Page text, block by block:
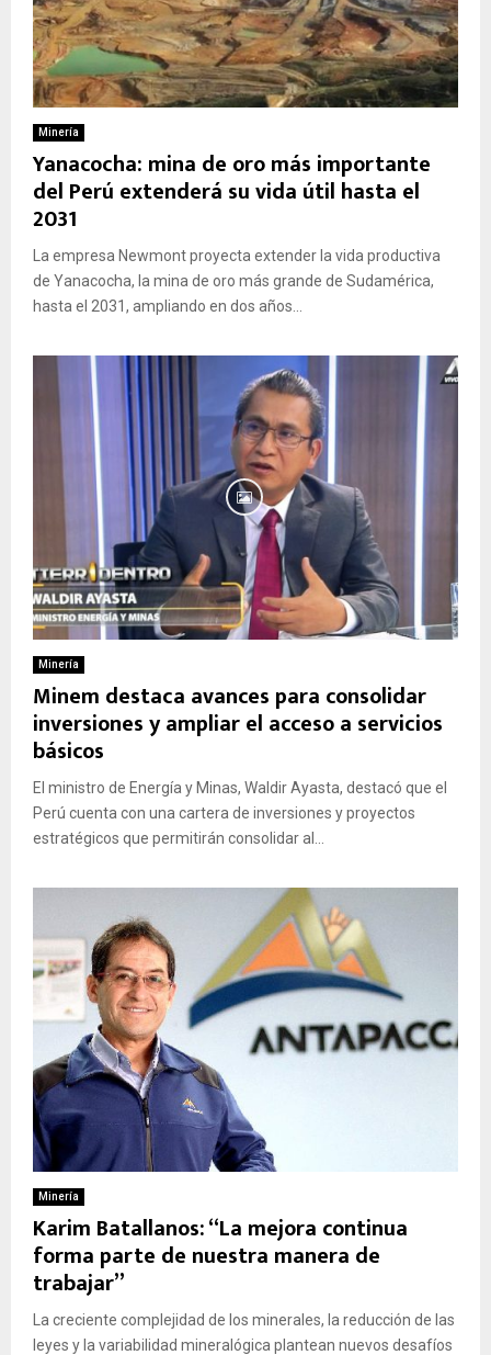
Minería
Yanacocha: mina de oro más importante
del Perú extenderá su vida útil hasta el
2031
La empresa Newmont proyecta extender la vida productiva
de Yanacocha, la mina de oro más grande de Sudamérica,
hasta el 2031, ampliando en dos años...
Minería
Minem destaca avances para consolidar
inversiones y ampliar el acceso a servicios
básicos
El ministro de Energía y Minas, Waldir Ayasta, destacó que el
Perú cuenta con una cartera de inversiones y proyectos
estratégicos que permitirán consolidar al...
Minería
Karim Batallanos: “La mejora continua
forma parte de nuestra manera de
trabajar”
La creciente complejidad de los minerales, la reducción de las
leyes y la variabilidad mineralógica plantean nuevos desafíos